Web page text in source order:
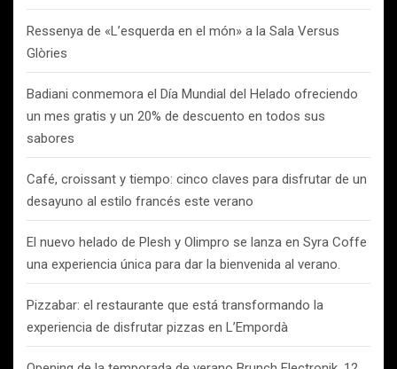
Ressenya de «L’esquerda en el món» a la Sala Versus
Glòries
Badiani conmemora el Día Mundial del Helado ofreciendo
un mes gratis y un 20% de descuento en todos sus
sabores
Café, croissant y tiempo: cinco claves para disfrutar de un
desayuno al estilo francés este verano
El nuevo helado de Plesh y Olimpro se lanza en Syra Coffe
una experiencia única para dar la bienvenida al verano.
Pizzabar: el restaurante que está transformando la
experiencia de disfrutar pizzas en L’Empordà